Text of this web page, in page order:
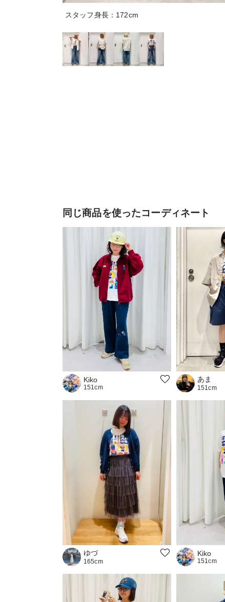
スタッフ身長：172cm
同じ商品を使ったコーディネート
Kiko
151cm
あま
151cm
ゆづ
165cm
Kiko
151cm